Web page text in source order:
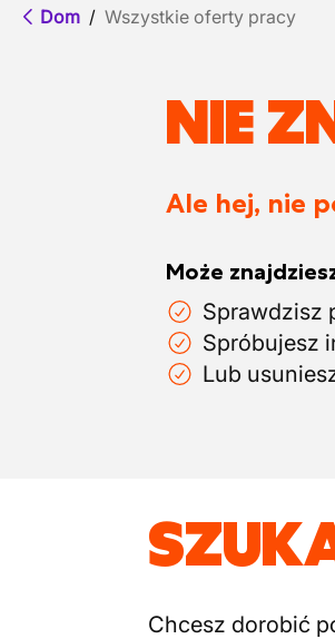
Dom / Wszystkie oferty pracy
NIE
Ale hej, nie
Może
Sprawdzisz
Spróbujesz
Lub
Chcesz dorobić